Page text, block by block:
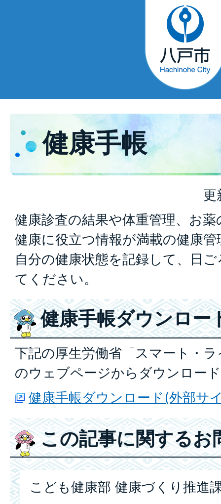
健康手帳
更
健康診査の結果や体重管理、お
健康に役立つ情報が満載の健康
自分の健康状態を記録して、日
てください。
健康手帳ダウンロー
下記の厚生労働省「スマート・
のウェブページからダウンロー
健康手帳ダウンロード(外部サ
この記事に関するお
こども健康部 健康づくり推進